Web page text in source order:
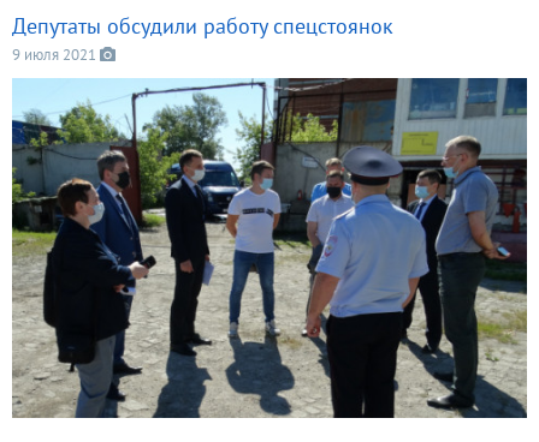
Депутаты обсудили работу спецстоянок
9 июля 2021